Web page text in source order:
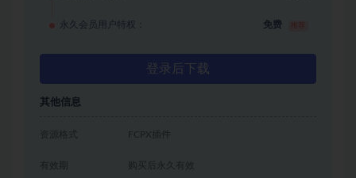
永久会员用户特权： 免费
登录后下载
其他信息
资源格式 FCPX插件
有效期 购买后永久有效